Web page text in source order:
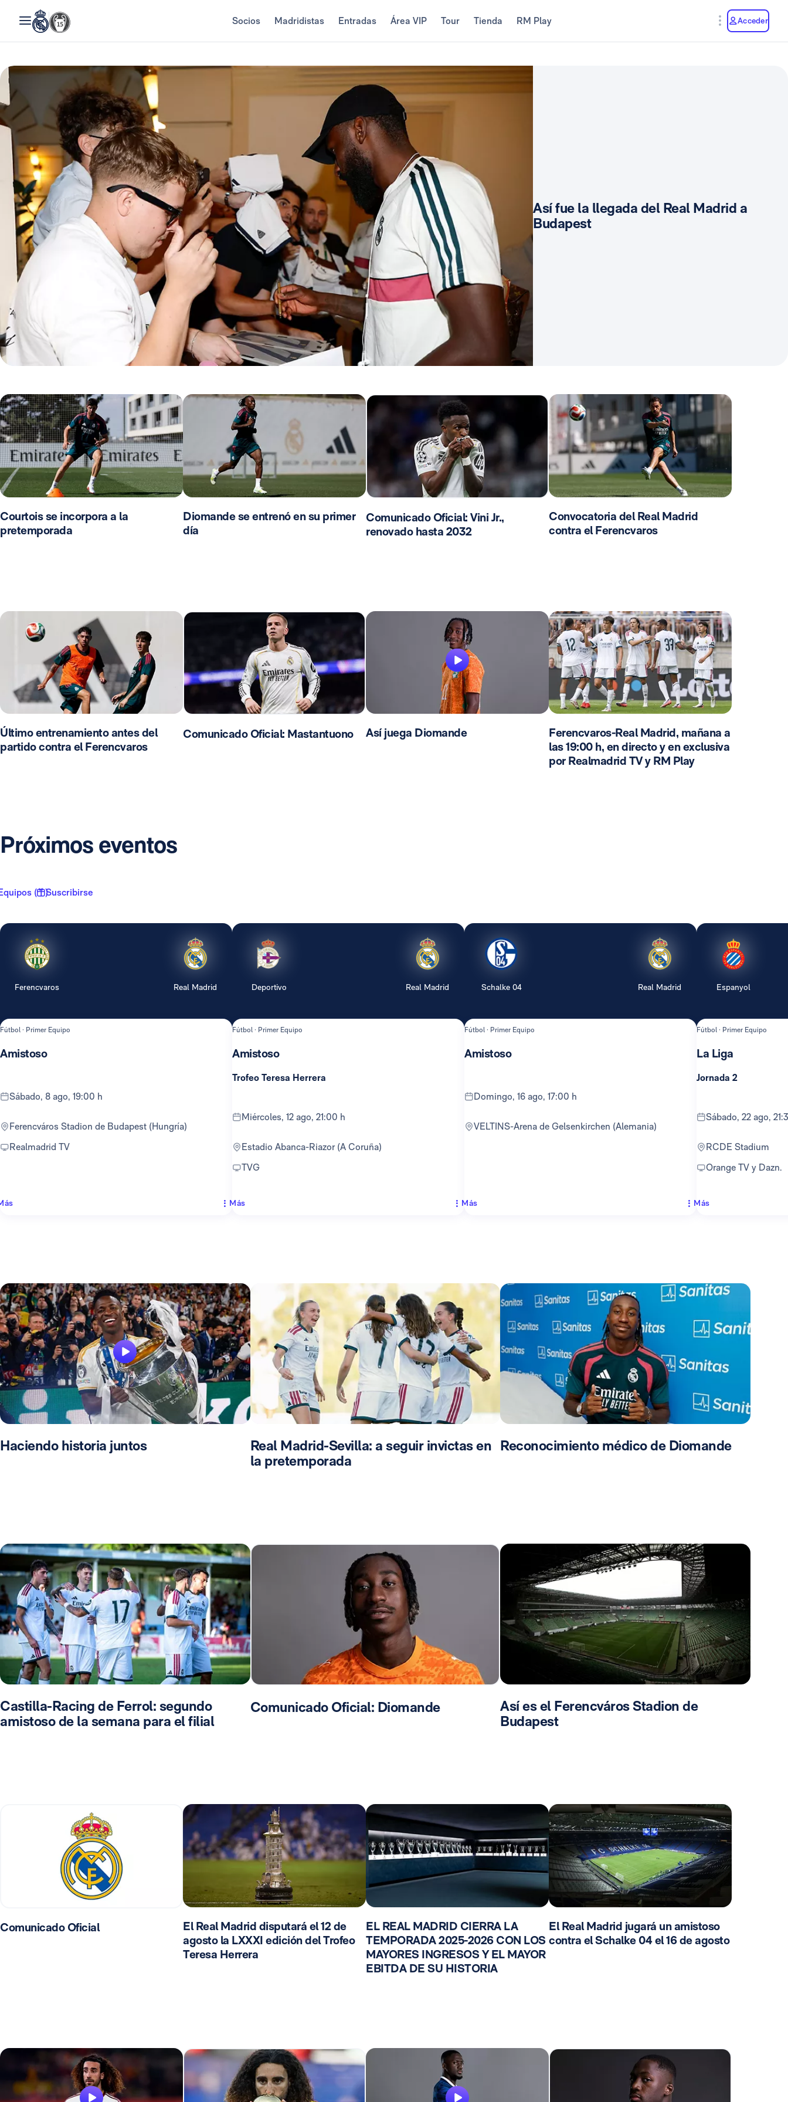
Socios Madridistas Entradas Área VIP Tour Tienda RM Play Acceder
Así fue la llegada del Real Madrid a
Budapest
Courtois se incorpora a la
pretemporada
Diomande se entrenó en su primer
día
Comunicado Oficial: Vini Jr.,
renovado hasta 2032
Convocatoria del Real Madrid
contra el Ferencvaros
Último entrenamiento antes del
partido contra el Ferencvaros
Comunicado Oficial: Mastantuono Así juega Diomande
Ferencvaros-Real Madrid, mañana a
las 19:00 h, en directo y en exclusiva
por Realmadrid TV y RM Play
Próximos eventos
( 1 )Suscribirse
Ferencvaros Real Madrid
Fútbol · Primer Equipo
Amistoso
sábado, 8 ago, 19:00 h
Ferencváros Stadion de Budapest (Hungría)
Realmadrid TV
Deportivo Real Madrid
Fútbol · Primer Equipo
Amistoso
Trofeo Teresa Herrera
miércoles, 12 ago, 21:00 h
Estadio Abanca-Riazor (A Coruña)
TVG
Más
Schalke 04 Real Madrid
Fútbol · Primer Equipo
Amistoso
domingo, 16 ago, 17:00 h
VELTINS-Arena de Gelsenkirchen (Alemania)
Más
Espanyol
Fútbol · Primer Equipo
La Liga
Jornada 2
sábado, 22 ago,
RCDE Stadium
Orange TV y Dazn.
Más
Haciendo historia juntos
Real Madrid-Sevilla: a seguir invictas en
la pretemporada
Reconocimiento médico de Diomande
Castilla-Racing de Ferrol: segundo
amistoso de la semana para el filial
Comunicado Oficial: Diomande
Así es el Ferencváros Stadion de
Budapest
Comunicado Oficial
El Real Madrid disputará el 12 de
agosto la LXXXI edición del Trofeo
Teresa Herrera
EL REAL MADRID CIERRA LA
TEMPORADA 2025-2026 CON LOS
MAYORES INGRESOS Y EL MAYOR
EBITDA DE SU HISTORIA
El Real Madrid jugará un amistoso
contra el Schalke 04 el 16 de agosto